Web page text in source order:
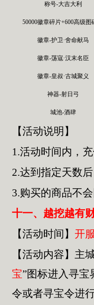
称号-大吉大利
50000徽章碎片+600高级图
徽章-护卫·舍命献马
徽章-荡寇·汉末名臣
徽章-皇叔·古城聚义
神器-射日弓
城池-酒肆
【活动说明】
1.活动时间内，
2.达到指定天数
3.购买的商品不
十一、越挖越有
【活动时间】 开
【活动内容】主
宝”图标进入寻
令或者寻宝令进